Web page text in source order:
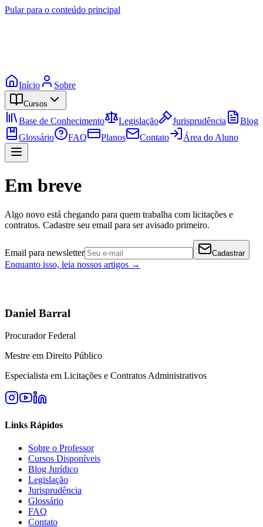
Pular para o conteúdo principal
Início Sobre
Cursos
Base de Conhecimento Legislação Jurisprudência
Blog
Glossário
FAQ Planos Contato Área do Aluno
Em breve
Algo novo está chegando para quem trabalha com licitações e
contratos. Cadastre seu email para ser avisado primeiro.
Email para newsletter Cadastrar
Enquanto isso, leia nossos artigos →
Daniel Barral
Procurador Federal
Mestre em Direito Público
Especialista em Licitações e Contratos Administrativos
Links Rápidos
Sobre o Professor
Cursos Disponíveis
Blog Jurídico
Legislação
Jurisprudência
Glossário
FAQ
Contato